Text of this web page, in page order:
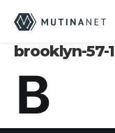
brooklyn-57-1